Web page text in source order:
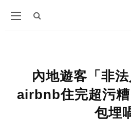
內地遊客「非
airbnb住完超污
包埋